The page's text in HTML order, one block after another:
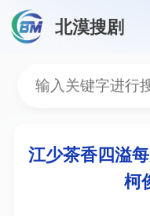
北漠搜剧
江少茶
江少茶香四溢
柯